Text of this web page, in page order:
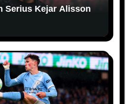
Serius Kejar Alisson